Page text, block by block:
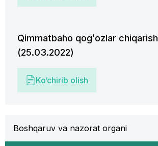
Qimmatbaho qogʻozlar chiqarish
(25.03.2022)
Ko‘chirib olish
Boshqaruv va nazorat organi